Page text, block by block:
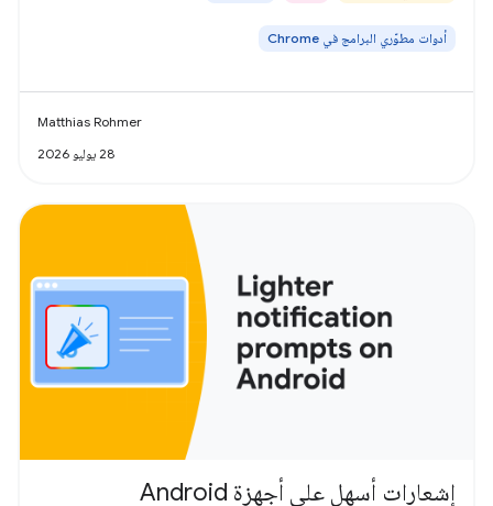
أدوات مطوّري البرامج في Chrome
Matthias Rohmer
28 يوليو 2026
إشعارات أسهل على أجهزة Android